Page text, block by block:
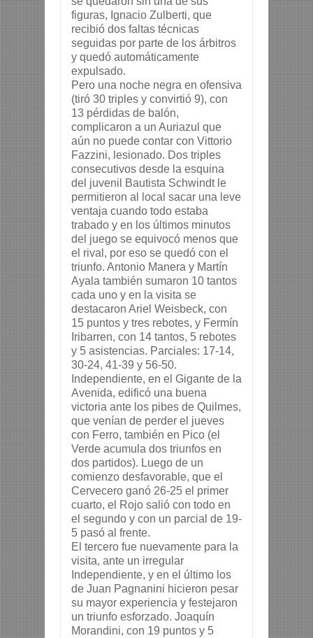
figuras, Ignacio Zulberti, que
recibió dos faltas técnicas
seguidas por parte de los árbitros
y quedó automáticamente
expulsado.
Pero una noche negra en ofensiva
(tiró 30 triples y convirtió 9), con
13 pérdidas de balón,
complicaron a un Auriazul que
aún no puede contar con Vittorio
Fazzini, lesionado. Dos triples
consecutivos desde la esquina
del juvenil Bautista Schwindt le
permitieron al local sacar una leve
ventaja cuando todo estaba
trabado y en los últimos minutos
del juego se equivocó menos que
el rival, por eso se quedó con el
triunfo. Antonio Manera y Martín
Ayala también sumaron 10 tantos
cada uno y en la visita se
destacaron Ariel Weisbeck, con
15 puntos y tres rebotes, y Fermín
Iribarren, con 14 tantos, 5 rebotes
y 5 asistencias. Parciales: 17-14,
30-24, 41-39 y 56-50.
Independiente, en el Gigante de la
Avenida, edificó una buena
victoria ante los pibes de Quilmes,
que venían de perder el jueves
con Ferro, también en Pico (el
Verde acumula dos triunfos en
dos partidos). Luego de un
comienzo desfavorable, que el
Cervecero ganó 26-25 el primer
cuarto, el Rojo salió con todo en
el segundo y con un parcial de 19-
5 pasó al frente.
El tercero fue nuevamente para la
visita, ante un irregular
Independiente, y en el último los
de Juan Pagnanini hicieron pesar
su mayor experiencia y festejaron
un triunfo esforzado. Joaquín
Morandini, con 19 puntos y 5